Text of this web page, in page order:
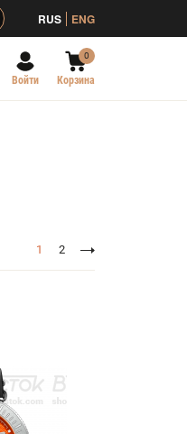
RUS ENG
Войти
0
Корзина
1 2